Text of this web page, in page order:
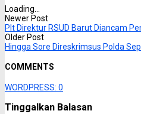
Loading...
Newer Post
Plt Direktur RSUD Barut Diancam
Older Post
Hingga Sore Direskrimsus Polda
COMMENTS
WORDPRESS: 0
Tinggalkan Balasan